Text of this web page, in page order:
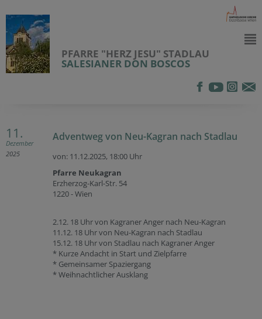
PFARRE "HERZ JESU" STADLAU
SALESIANER DON BOSCOS
11.
Dezember
2025
Adventweg von Neu-Kagran nach Stadlau
von: 11.12.2025, 18:00 Uhr
Pfarre Neukagran
Erzherzog-Karl-Str. 54
1220 - Wien
2.12. 18 Uhr von Kagraner Anger nach Neu-Kagran
11.12. 18 Uhr von Neu-Kagran nach Stadlau
15.12. 18 Uhr von Stadlau nach Kagraner Anger
* Kurze Andacht in Start und Zielpfarre
* Gemeinsamer Spaziergang
* Weihnachtlicher Ausklang